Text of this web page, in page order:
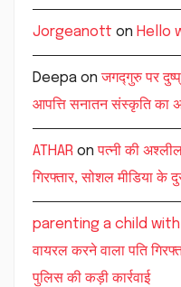
Jorgeanott on Hello
Deepa onजगद्गुरु पर
आपत्ति सनातन संस्कृति का
ATHAR onपत्नी की
गिरफ्तार, सोशल मीडिया के
parenting a child with
वायरल करने वाला पति
पुलिस की कड़ी कार्रवाई